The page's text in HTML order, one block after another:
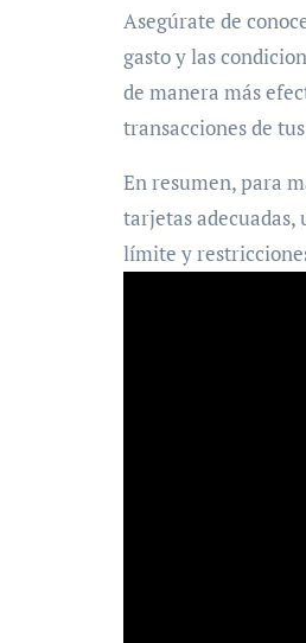
Asegúrate de
gasto y las
de manera más
transacciones de
En resumen, para
tarjetas
límite y